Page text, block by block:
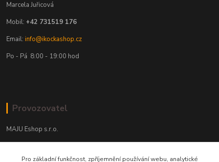
Marcela Juřicová
Mobil: +42 731519 176
Email:info@ikockashop.cz
Po - Pá 8:00 - 19:00 hod
Provozovatel
MAJU Eshop s.r.o.
Pro základní funkčnost, zpříjemnění používání webu, analytické